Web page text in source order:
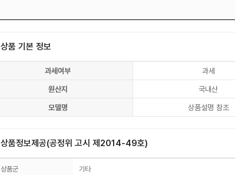
상품 기본 정보
과세여부 과세
원산지
국내산
모델명
상품설명 참조
상품정보제공(공정위 고시 제2014-49호)
상품군 기타